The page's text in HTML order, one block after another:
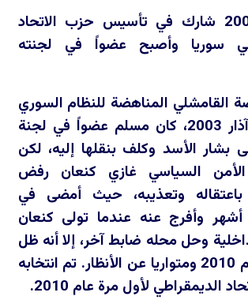
وفي عام 2003 شارك في تأسيس حزب الاتحاد
سوريا وأصبح عضواً في لجنته
القامشلي المناهضة للنظام السوري
في 12 مارس/آذار 2003، كان مسلم عضواً في لجنة
بشار الأسد وكلف بنقلها إليه، لكن
السياسي غازي كنعان رفض
باعتقاله وتعذيبه، حيث أمضى في
وأفرج عنه عندما تولى كنعان
وحل محله ضابط آخر، إلا أنه ظل
ملاحقاً حتى عام 2010 ومتواريا عن الأنظار. تم انتخابه
الديمقراطي لأول مرة عام 2010.